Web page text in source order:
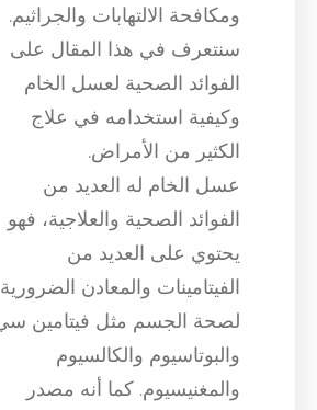
ومكافحة الالتهابات والجراثيم.
سنتعرف في هذا المقال على
الفوائد الصحية لعسل الخام
وكيفية استخدامه في علاج
الكثير من الأمراض.
عسل الخام له العديد من
الفوائد الصحية والعلاجية، فهو
يحتوي على العديد من
الفيتامينات والمعادن الضرورية
لصحة الجسم مثل فيتامين
والبوتاسيوم والكالسيوم
والمغنيسيوم. كما أنه مصدر